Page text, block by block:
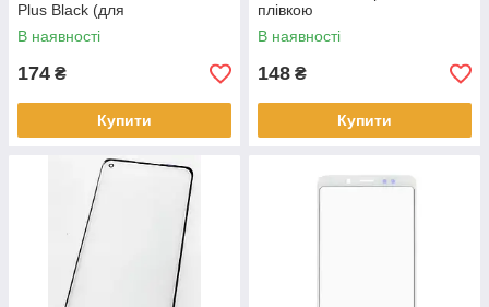
Plus Black (для
переклеювання)
В наявності
174 ₴
Купити
плівкою
В наявності
148 ₴
Купити